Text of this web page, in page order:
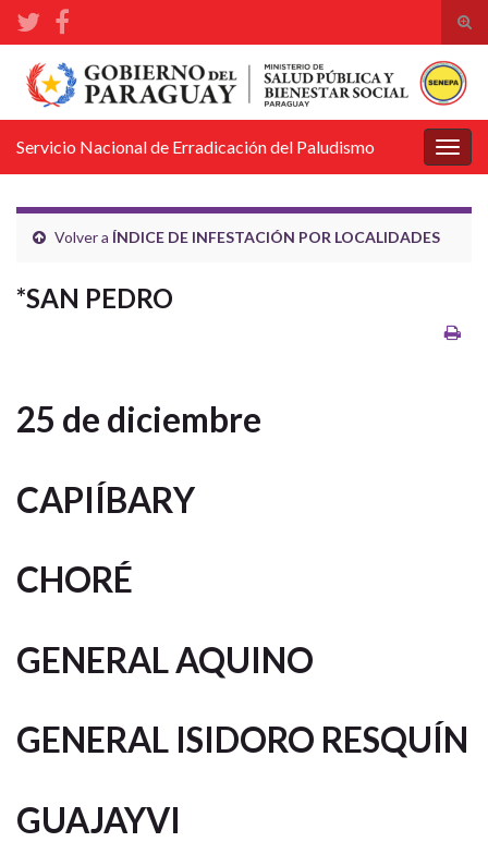
el
de
Search for:
la
Servicio Nacional de Erradicación del Paludismo
Volver a ÍNDICE DE INFESTACIÓN POR LOCALIDADES
*SAN PEDRO
25 de diciembre
CAPIÍBARY
CHORÉ
GENERAL AQUINO
GENERAL ISIDORO RESQUÍN
GUAJAYVI